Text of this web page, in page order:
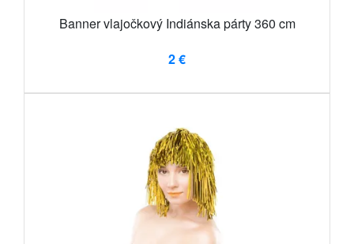
Banner vlajočkový Indiánska párty 360 cm
2 €